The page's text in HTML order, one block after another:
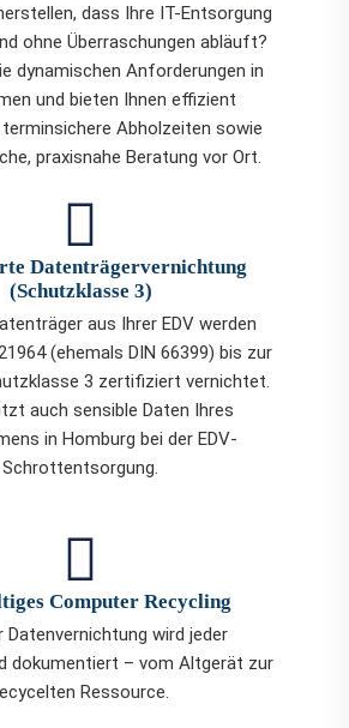
dass Ihre IT-Entsorgung
ohne Überraschungen abläuft?
dynamischen Anforderungen in
und bieten Ihnen effizient
Abholzeiten sowie
praxisnahe Beratung vor Ort.
Datenträgervernichtung
(Schutzklasse 3)
aus Ihrer EDV werden
(ehemals DIN 66399) bis zur
3 zertifiziert vernichtet.
auch sensible Daten Ihres
in Homburg bei der EDV-
Schrottentsorgung.
Computer Recycling
Datenvernichtung wird jeder
– vom Altgerät zur
Ressource.